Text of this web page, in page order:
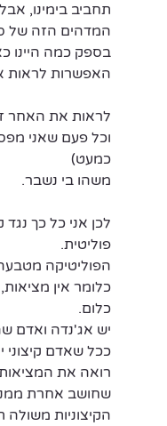
תחביב בימינו,
המדהים הזה של
בספק כמה היינו
האפשרות לראות
לראות את האחר זה
וכל פעם שאני
כמעט)
משהו בי נשבר.
לכן אני כל כך נגד
פוליטית.
הפוליטיקה
כלומר אין מציאות,
כלום.
יש אג'נדה ואדם
ככל שאדם קיצוני
רואה את
שחושב אחרת
הקיצוניות